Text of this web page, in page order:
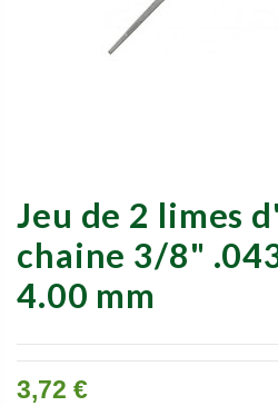
Jeu de 2 limes
chaine 3/8"
4.00 mm
3,72 €